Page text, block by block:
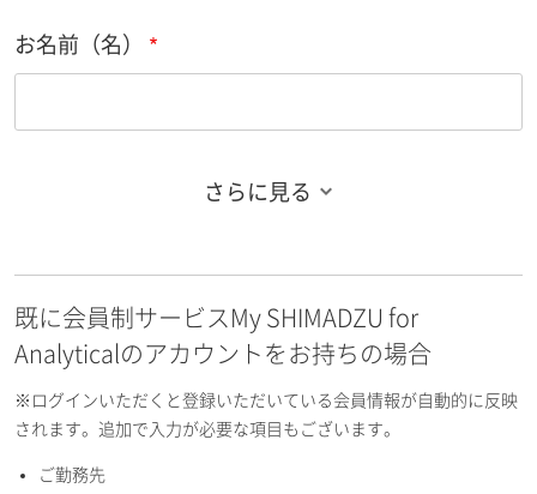
お名前（名）
お名前フリガナ（名）
E-mailアドレス（半角英数）
さらに見る
既に会員制サービスMy SHIMADZU for
Analyticalのアカウントをお持ちの場合
※ログインいただくと登録いただいている会員情報が自動的に反映
されます。追加で入力が必要な項目もございます。
ご勤務先